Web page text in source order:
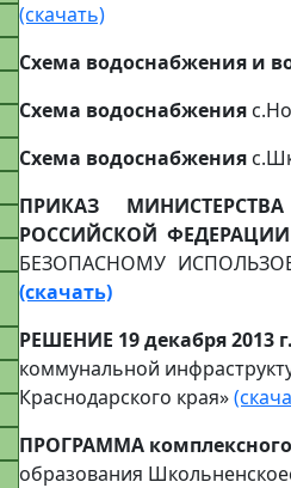
(скачать)
Схема водоснабжения и
Схема водоснабжения
Схема водоснабжения
ПРИКАЗ
РОССИЙСКОЙ ФЕДЕРАЦИИ
БЕЗОПАСНОМУ
(скачать)
РЕШЕНИЕ 19 декабря 2013
коммунальной
Краснодарского края»
ПРОГРАММА
образования